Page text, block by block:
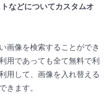
などについてカスタムオ
画像を検索することができ
用であっても全て無料で利
用して、画像を入れ替える
きます。